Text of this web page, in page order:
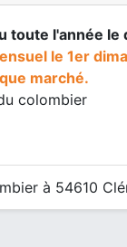
toute l'année le
le 1er
marché.
colombier
à 54610